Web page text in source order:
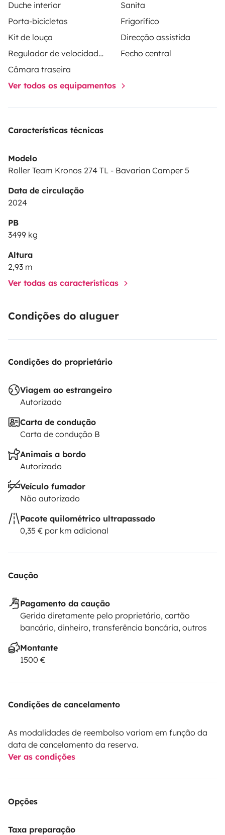
Anschluss des Handys für Google Maps, Tempomat
und Zentralverriegelung – auch für die Aufbautür – am
Start.Abholung täglich von 15 bis 18 Uhr; Rückgabe
am letzten Miettag bis 10 Uhr. Nach Absprache sind
eventuell andere Zeiten möglich bzw. können halbe
Duche interior
Sanita
Porta-bicicletas
Frigorífico
Kit de louça
Direcção assistida
Regulador de velocidade / Cruise Control
Fecho central
Câmara traseira
Ver todos os equipamentos
Características técnicas
Modelo
Roller Team Kronos 274 TL - Bavarian Camper 5
Data de circulação
2024
PB
3499 kg
Altura
2,93 m
Ver todas as características
Condições do aluguer
Condições do proprietário
Viagem ao estrangeiro
Autorizado
Carta de condução
Carta de condução B
Animais a bordo
Autorizado
Veículo fumador
Não autorizado
Pacote quilométrico ultrapassado
0,35 € por km adicional
Caução
Pagamento da caução
Gerida diretamente pelo proprietário, cartão
bancário, dinheiro, transferência bancária, outros
Montante
1500 €
Condições de cancelamento
As modalidades de reembolso variam em função da
data de cancelamento da reserva.
Ver as condições
Opções
Taxa preparação